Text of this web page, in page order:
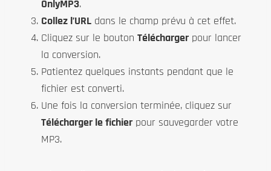
OnlyMP3.
Collez l’URL dans le champ prévu à cet effet.
Cliquez sur le bouton Télécharger pour lancer
la conversion.
Patientez quelques instants pendant que le
fichier est converti.
Une fois la conversion terminée, cliquez sur
Télécharger le fichier pour sauvegarder votre
MP3.